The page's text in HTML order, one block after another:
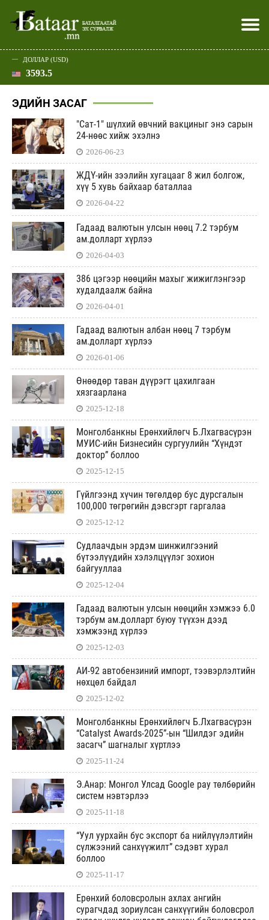
Эхлэл
Улс төр
Нийгэм
Эдийн засаг
Дэлхий
Спорт
Шар
Батаар юу хэлэв
Хэвлэл мэдээллээр
ДОЛЛАР (USD)
3593.5
ЭДИЙН ЗАСАГ
"Сат-1" шүлхий өвчний вакциныг энэ сарын
24-нөөс хийж эхэлнэ
2026-06-23
ЖДҮ-ийн зээлийн хугацааг 8 жил болгож,
хүү 5 хувь байхаар баталлаа
2026-04-22
Гадаад валютын улсын нөөц 7.2 тэрбум
ам.долларт хүрлээ
2026-04-03
386 цэгээр нөөцийн махыг жижиглэнгээр
худалдаалж байна
2026-04-01
Гадаад валютын албан нөөц 7 тэрбум
ам.долларт хүрлээ
2026-01-06
Өнөөдөр таван дүүрэгт цахилгаан
хязгаарлана
2025-12-18
Монголбанкны Ерөнхийлөгч Б.Лхагвасүрэн
МУИС-ийн Бизнесийн сургуулийн “Хүндэт
доктор” боллоо
2025-12-15
Гүйлгээнд хүчин төгөлдөр бус дурсгалын
100,000 төгрөгийн дэвсгэрт гаргалаа
2025-12-12
Судлаачдын эрдэм шинжилгээний
бүтээлүүдийн хэлэлцүүлэг зохион
байгууллаа
2025-12-04
Гадаад валютын улсын нөөцийн хэмжээ 6.0
тэрбум ам.долларт буюу түүхэн дээд
хэмжээнд хүрлээ
2025-12-03
АИ-92 автобензиний импорт, тээвэрлэлтийн
нөхцөл байдал
2025-12-02
Монголбанкны Ерөнхийлөгч Б.Лхагвасүрэн
“Catalyst Awards-2025”-ын “Шилдэг эдийн
засагч” шагналыг хүртлээ
2025-11-24
Э.Анар: Монгол Улсад Google pay төлбөрийн
систем нэвтэрлээ
2025-11-18
“Уул уурхайн бус экспорт ба нийлүүлэлтийн
сүлжээний санхүүжилт” сэдэвт хурал
боллоо
2025-11-17
Ерөнхий боловсролын ахлах ангийн
сурагчдад зориулсан санхүүгийн боловсрол